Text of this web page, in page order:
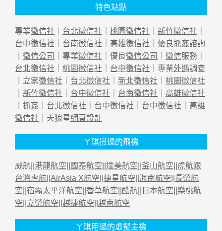
特色站點
專業徵信社 ｜ 台北徵信社 ｜ 桃園徵信社 ｜ 新竹徵信社 ｜
台中徵信社 ｜ 台南徵信社 ｜ 高雄徵信社 ｜優良抓姦諮詢
｜ 徵信公司 ｜專業徵信社 ｜優良徵信公司 ｜ 徵信服務｜
台北徵信社 ｜ 桃園徵信社 ｜ 台中徵信社 ｜專業外遇調查
｜立案徵信社 ｜ 台北徵信社 ｜ 新北徵信社 ｜ 桃園徵信社
｜ 新竹徵信社 ｜ 台中徵信社 ｜ 台南徵信社 ｜ 高雄徵信社
｜ 抓姦 ｜ 台北徵信社 ｜ 台中徵信社 ｜ 台中徵信社 ｜ 高雄
徵信社 ｜天狼星網頁設計
ㄚ琪搭過的飛機
威航|| 港龍航空 國泰航空 達美航空 釜山航空
虎航跟
台灣虎航 AirAsia X航空 捷星航空 海南航空 長榮航
空 宿霧太平洋航空 香草航空 酷航 日本航空 樂桃航
空 立榮航空 越捷航空 越南航空
ㄚ琪用過的虛擬主機